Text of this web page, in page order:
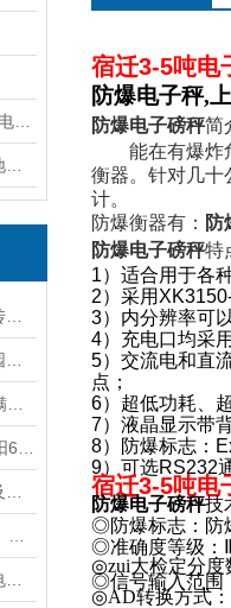
宿迁3-5吨电
防爆电子秤,
防爆电子磅秤简
能在有爆炸
衡器。针对几十
计。
防爆衡器有： 防
防爆电子磅秤特
1） 适合用于各
2） 采用
3） 内分辨率可
4） 充电口均采
5） 交流电和直
点；
6） 超低功耗、
7） 液晶显示带
8）
防爆标志：
9） 可选RS232
宿迁3-5吨电
防爆电子磅秤技
◎防爆标志：防
◎准确度等级：
◎zui大检定分度
◎信号输入范围
◎AD转换方式